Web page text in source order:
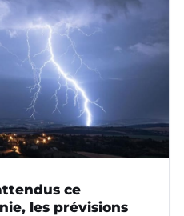
ce
les prévisions